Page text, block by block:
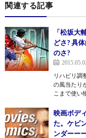
関連する記事
「松坂大
どさ? 具
のさ?
リハビリ調
の風当たり
こまで使い
映画ボデ
た。ケビ
ンダーー